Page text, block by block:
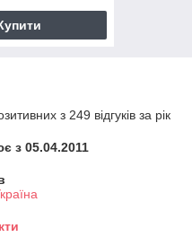
з 249 відгуків за рік
з 05.04.2011